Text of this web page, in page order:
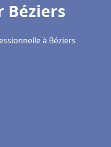
Béziers
à Béziers